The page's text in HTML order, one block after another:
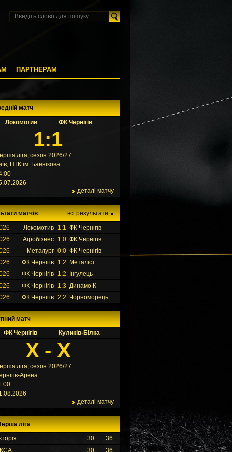
ПАРТНЕРАМ
матч
Локомотив
ФК Чернігів
1:1
ліга, сезон 2026/27
НТК ім. Баннікова
деталі матчу
всі результати
матчів
Локомотив 1:1 ФК Чернігів
Агробізнес 1:0 ФК Чернігів
Металург 0:0 ФК Чернігів
ФК Чернігів 1:2
Металіст
ФК Чернігів 1:2
Інгулець
ФК Чернігів 1:3 Динамо К
ФК Чернігів 2:2 Чорноморець
матч
ФК Чернігів
Куликів-Білка
X - X
ліга, сезон 2026/27
Арена
деталі матчу
ліга
30
36
30 36